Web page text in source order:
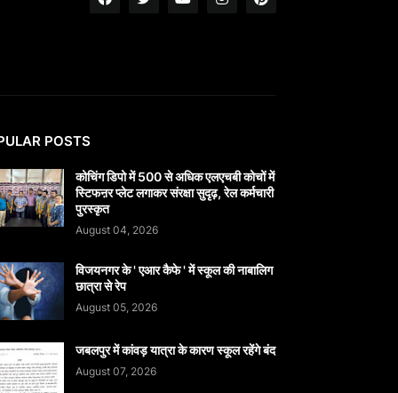
POSTS
कोचिंग डिपो में 500 से अधिक एलएचबी कोचों में
स्टिफऩर प्लेट लगाकर संरक्षा सुदृढ़, रेल कर्मचारी
पुरस्कृत
August 04, 2026
विजयनगर के ' एआर कैफे ' में स्कूल की नाबालिग
छात्रा से रेप
August 05, 2026
जबलपुर में कांवड़ यात्रा के कारण स्कूल रहेंगे बंद
August 07, 2026